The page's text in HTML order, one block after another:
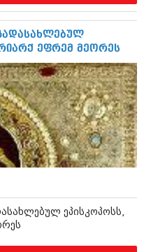
ეფრემ მეორეს
ეპისკოპოსს,